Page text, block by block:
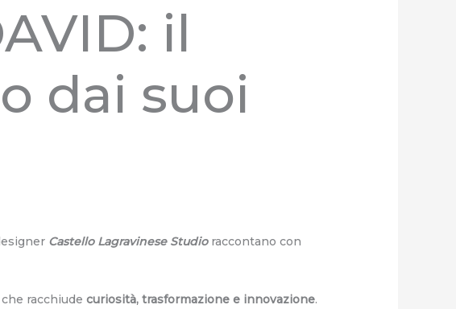
il
dai suoi
Castello Lagravinese Studioraccontano con
che racchiudecuriosità, trasformazione e innovazione.